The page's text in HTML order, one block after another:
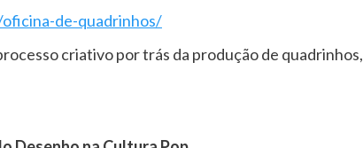
de-quadrinhos/
criativo por trás da produção de quadrinhos,